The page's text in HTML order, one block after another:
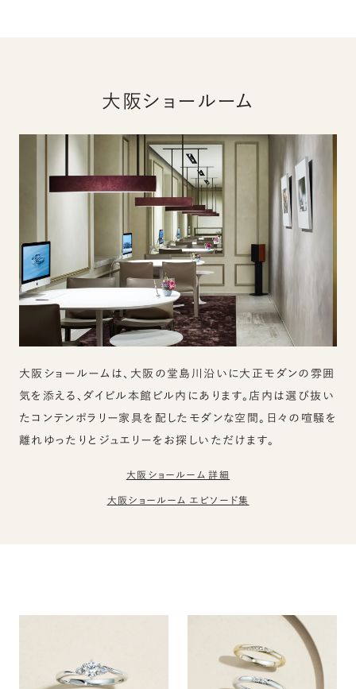
大阪ショールーム
大阪ショールームは、大阪の堂島川沿いに大正モダンの雰囲
気を添える、ダイビル本館ビル内にあります。店内は選び抜い
たコンテンポラリー家具を配したモダンな空間。日々の喧騒を
離れゆったりとジュエリーをお探しいただけます。
大阪ショールーム 詳細
大阪ショールーム エピソード集